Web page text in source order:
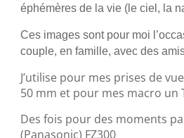
éphémères de la vie (le ciel, la
Ces images sont pour moi
couple, en famille, avec des
J’utilise pour mes prises de
50 mm et pour mes macro un
Des fois pour des moments
(Panasonic) FZ300